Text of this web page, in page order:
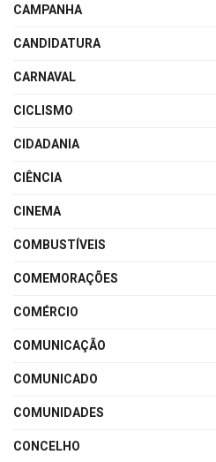
CAMPANHA
CANDIDATURA
CARNAVAL
CICLISMO
CIDADANIA
CIÊNCIA
CINEMA
COMBUSTÍVEIS
COMEMORAÇÕES
COMÉRCIO
COMUNICAÇÃO
COMUNICADO
COMUNIDADES
CONCELHO